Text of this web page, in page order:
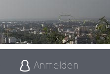
Anmelden